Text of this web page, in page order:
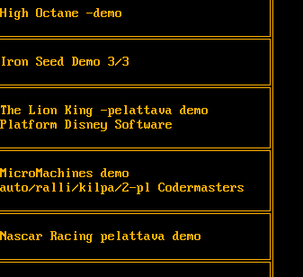
High Octane -demo
Iron Seed Demo 3/3
The Lion King -pelattava demo
Platform Disney Software
MicroMachines demo
auto/ralli/kilpa/2-pl Codermasters
Nascar Racing pelattava demo